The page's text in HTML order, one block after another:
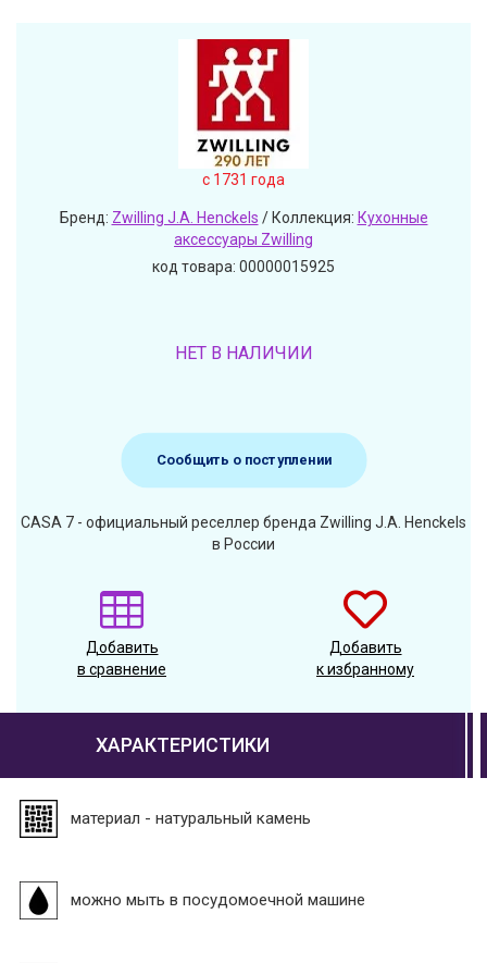
c 1731 года
Бренд: Zwilling J.A. Henckels / Коллекция: Кухонные
аксессуары Zwilling
код товара: 00000015925
НЕТ В НАЛИЧИИ
Сообщить о поступлении
CASA 7 - официальный реселлер бренда Zwilling J.A. Henckels
в России
Добавить
в сравнение
Добавить
к избранному
ХАРАКТЕРИСТИКИ
материал - натуральный камень
можно мыть в посудомоечной машине